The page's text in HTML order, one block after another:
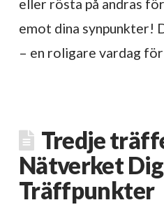
eller rösta på andras
emot dina synpunkter!
– en roligare vardag
Tredje
Nätverket
Träffpunkter